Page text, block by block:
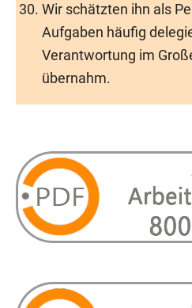
Wir schätzten ihn als
Aufgaben häufig
Verantwortung im
übernahm.